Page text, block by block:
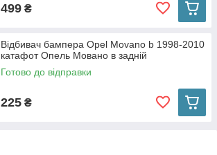
499 ₴
Відбивач бампера Opel Movano b 1998-2010
катафот Опель Мовано в задній
Готово до відправки
225 ₴